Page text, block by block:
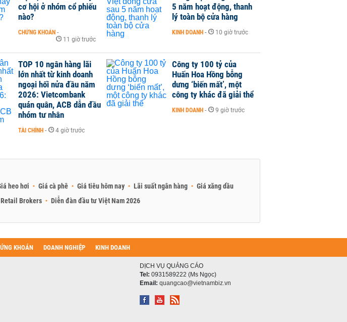
cơ hội ở nhóm cổ phiếu
nào?
CHỨNG KHOÁN -
11 giờ trước
5 năm hoạt động, thanh
lý toàn bộ cửa hàng
KINH DOANH - 10 giờ trước
TOP 10 ngân hàng lãi
lớn nhất từ kinh doanh
ngoại hối nửa đầu năm
2026: Vietcombank
quán quân, ACB dẫn đầu
nhóm tư nhân
TÀI CHÍNH - 4 giờ trước
Công ty 100 tỷ của
Huấn Hoa Hồng bỗng
dưng ‘biến mất’, một
công ty khác đã giải thể
KINH DOANH - 9 giờ trước
heo hơi Giá cà phê Giá tiêu hôm nay Lãi suất ngân hàng
Giá xăng dầu
Brokers Diễn đàn đầu tư Việt Nam 2026
KHOÁN DOANH NGHIỆP KINH DOANH
DỊCH VỤ QUẢNG CÁO
Tel: 0931589222 (Ms Ngọc)
Email: quangcao@vietnambiz.vn